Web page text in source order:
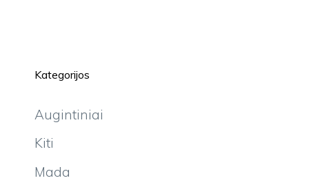
Kategorijos
Augintiniai
Kiti
Mada